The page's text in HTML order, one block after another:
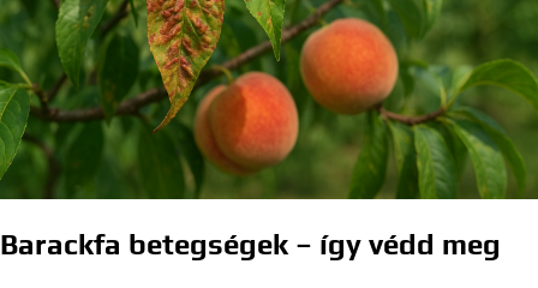
Barackfa betegségek – így védd meg